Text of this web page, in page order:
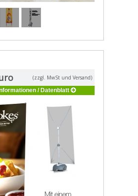
(zzgl. MwSt und Versand)
/ Datenblatt